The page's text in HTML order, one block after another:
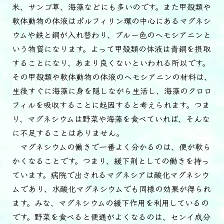
米、サンゴ草、海藻などにも多いのです。また甲殻類や
軟体動物の体液はポルフィリン環の中心にあるマグネシ
ウムや鉄と銅が入れ替わり、ブルー色のヘモシアニンと
いう物質になります。よって甲殻類の体液は青銅を摂取
することになり、あまり良くないといわれる所以です。
その甲殻類や軟体動物の体液のヘモシアニンの材料は、
生後すぐに海藻に身を隠しながら生活し、海藻のクロロ
フィルを吸収することに起因すると考えられます。つま
り、マグネシウムは野菜や海藻を食べていれば、そんな
に不足することはありません。
マグネシウムの働きで一番よく分かるのは、便が軟ら
かくなることです。つまり、緩下剤としての働きを持っ
ています。病院で出されるマグネシアは酸化マグネシウ
ムであり、水酸化マグネシウムでも同様の効果が得られ
ます。みな、マグネシウムの緩下作用を利用しているの
です。野菜を食べると便通がよくなるのは、センイ成分